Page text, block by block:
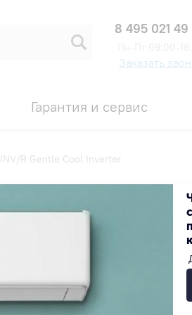
8 495 021 49
Заказать
Гарантия и сервис
R Gentle Cool Inverter
В наличии на складе